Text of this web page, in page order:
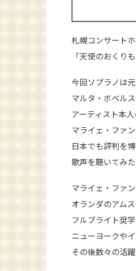
札幌コンサート
「天使のおくり
今回ソプラノは
マルタ・ボベル
アーティスト本
マライェ・ファ
日本でも評判を
歌声を聴いてみ
マライェ・ファ
オランダのアム
フルブライト奨
ニューヨークや
その後数々の活